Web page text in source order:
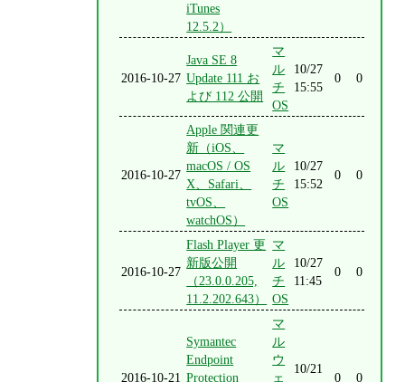
iTunes
12.5.2）
2016-10-27
Java SE 8
Update 111 お
よび 112 公開
マ
ル
チ
OS
10/27
15:55
0 0
2016-10-27
Apple 関連更
新（iOS、
macOS / OS
X、Safari、
tvOS、
watchOS）
マ
ル
チ
OS
10/27
15:52
0 0
2016-10-27
Flash Player 更
新版公開
（23.0.0.205,
11.2.202.643）
マ
ル
チ
OS
10/27
11:45
0 0
2016-10-21
Symantec
Endpoint
Protection
マ
ル
ウ
ェ
10/21
0 0